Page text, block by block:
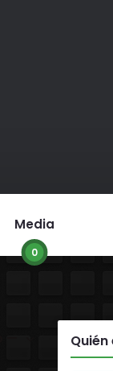
Media
0